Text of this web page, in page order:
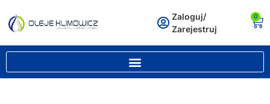
Zaloguj/
Zarejestruj
0